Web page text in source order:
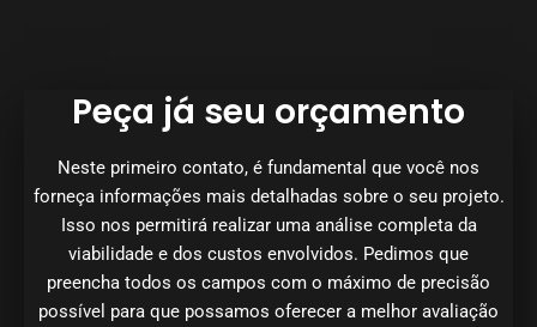
Peça já seu orçamento
Neste primeiro contato, é fundamental que você nos
forneça informações mais detalhadas sobre o seu projeto.
Isso nos permitirá realizar uma análise completa da
viabilidade e dos custos envolvidos. Pedimos que
preencha todos os campos com o máximo de precisão
possível para que possamos oferecer a melhor avaliação